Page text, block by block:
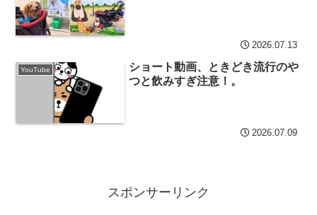
2026.07.13
YouTube
ショート動画、ときどき流行のや
つと飲みすぎ注意！。
2026.07.09
スポンサーリンク